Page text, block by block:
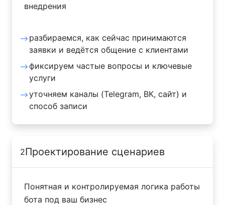
внедрения
разбираемся, как сейчас принимаются
заявки и ведётся общение с клиентами
фиксируем частые вопросы и ключевые
услуги
уточняем каналы (Telegram, ВК, сайт) и
способ записи
2Проектирование сценариев
Понятная и контролируемая логика работы
бота под ваш бизнес